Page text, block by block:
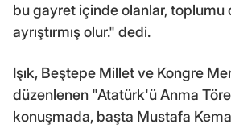
bu gayret içinde olanlar, toplumu
ayrıştırmış olur." dedi.
Işık, Beştepe Millet ve Kongre
düzenlenen "Atatürk'ü Anma
konuşmada, başta Mustafa